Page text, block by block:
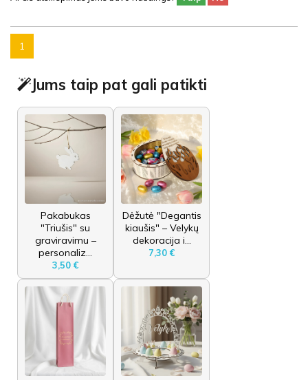
1
Jums taip pat gali patikti
Pakabukas
"Triušis" su
graviravimu –
personaliz...
3,50 €
Dėžutė "Degantis
kiaušis" – Velykų
dekoracija i...
7,30 €